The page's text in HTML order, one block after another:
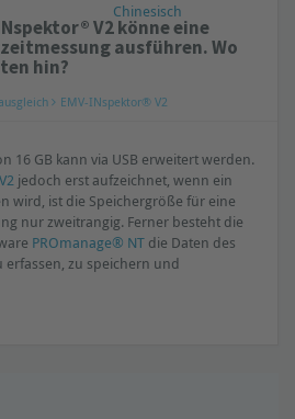
Chinesisch
V2 könne eine
ausführen. Wo
hin?
EMV-INspektor® V2
16 GB kann via USB erweitert werden.
jedoch erst aufzeichnet, wenn ein
wird, ist die Speichergröße für eine
nur zweitrangig. Ferner besteht die
PROmanage® NT die Daten des
erfassen, zu speichern und